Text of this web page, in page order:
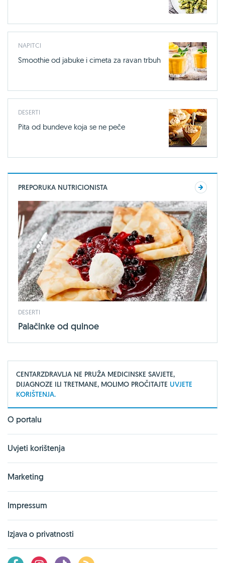
NAPITCI
Smoothie od jabuke i cimeta za ravan trbuh
DESERTI
Pita od bundeve koja se ne peče
PREPORUKA NUTRICIONISTA
DESERTI
Palačinke od quinoe
CENTARZDRAVLJA NE PRUŽA MEDICINSKE SAVJETE,
DIJAGNOZE ILI TRETMANE, MOLIMO PROČITAJTE UVJETE
KORIŠTENJA.
O portalu
Uvjeti korištenja
Marketing
Impressum
Izjava o privatnosti